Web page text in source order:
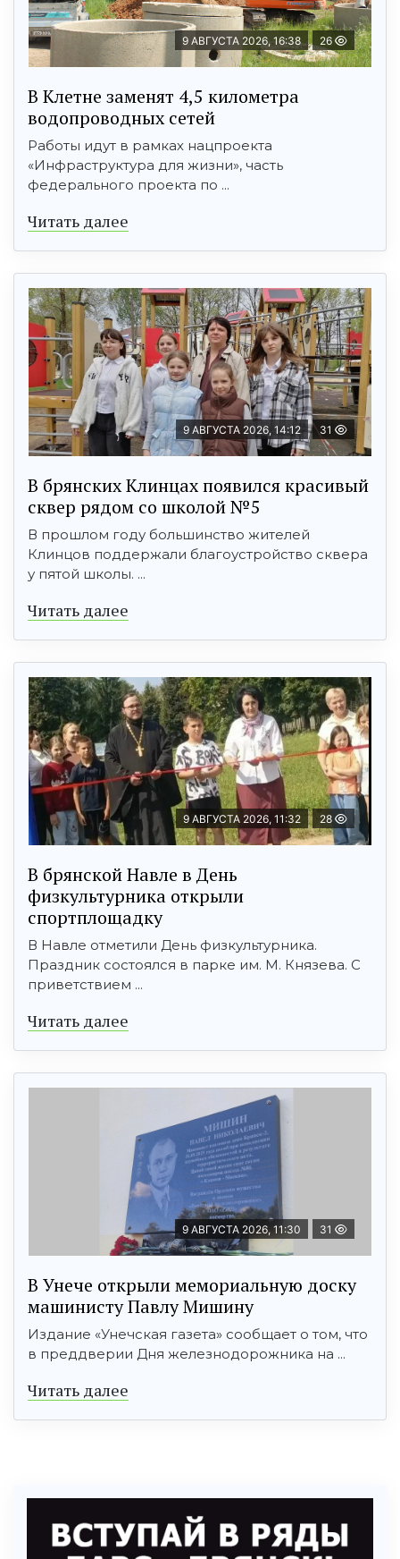
9 АВГУСТА 2026, 16:38 26
В Клетне заменят 4,5 километра
водопроводных сетей
Работы идут в рамках нацпроекта
«Инфраструктура для жизни», часть
федерального проекта по ...
Читать далее
9 АВГУСТА 2026, 14:12 31
В брянских Клинцах появился красивый
сквер рядом со школой №5
В прошлом году большинство жителей
Клинцов поддержали благоустройство сквера
у пятой школы. ...
Читать далее
9 АВГУСТА 2026, 11:32 28
В брянской Навле в День
физкультурника открыли
спортплощадку
В Навле отметили День физкультурника.
Праздник состоялся в парке им. М. Князева. С
приветствием ...
Читать далее
9 АВГУСТА 2026, 11:30 31
В Унече открыли мемориальную доску
машинисту Павлу Мишину
Издание «Унечская газета» сообщает о том, что
в преддверии Дня железнодорожника на ...
Читать далее